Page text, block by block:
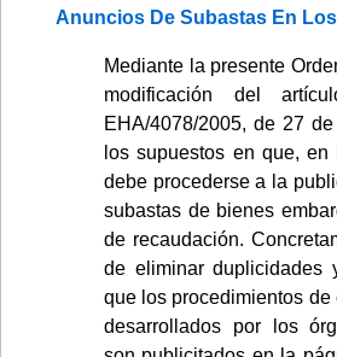
Anuncios De Subastas En
Mediante la presente
modificación del
EHA/4078/2005, de 27
los supuestos en que,
debe procederse a la
subastas de bienes
de recaudación.
de eliminar duplicidades
que los procedimientos
desarrollados por los